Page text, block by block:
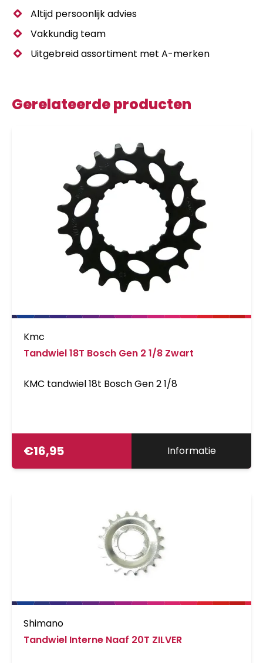
Altijd persoonlijk advies
Vakkundig team
Uitgebreid assortiment met A-merken
Gerelateerde producten
Kmc
Tandwiel 18T Bosch Gen 2 1/8 Zwart
KMC tandwiel 18t Bosch Gen 2 1/8
€16,95 Informatie
Shimano
Tandwiel Interne Naaf 20T ZILVER